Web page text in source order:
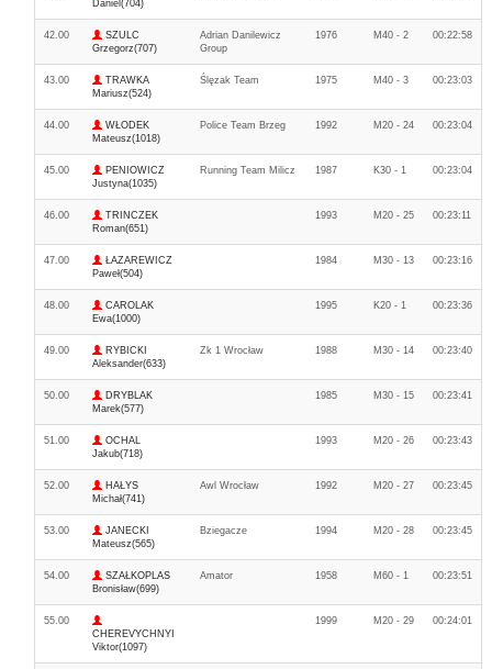
Daniel(704)
42.00
SZULC
Grzegorz(707)
Adrian Danilewicz
Group
1976 M40 - 2 00:22:58
43.00
TRAWKA
Mariusz(524)
Ślęzak Team 1975 M40 - 3 00:23:03
44.00
WŁODEK
Mateusz(1018)
Police Team Brzeg 1992 M20 - 24 00:23:04
45.00
PENIOWICZ
Justyna(1035)
Running Team Milicz 1987 K30 - 1 00:23:04
46.00
TRINCZEK
Roman(651)
1993 M20 - 25 00:23:11
47.00
ŁAZAREWICZ
Paweł(504)
1984 M30 - 13 00:23:16
48.00
CAROLAK
Ewa(1000)
1995 K20 - 1 00:23:36
49.00
RYBICKI
Aleksander(633)
Zk 1 Wrocław 1988 M30 - 14 00:23:40
50.00
DRYBLAK
Marek(577)
1985 M30 - 15 00:23:41
51.00
OCHAL
Jakub(718)
1993 M20 - 26 00:23:43
52.00
HAŁYS
Michał(741)
Awl Wrocław 1992 M20 - 27 00:23:45
53.00
JANECKI
Mateusz(565)
Bziegacze 1994 M20 - 28 00:23:45
54.00
SZAŁKOPLAS
Bronisław(699)
Amator 1958 M60 - 1 00:23:51
55.00
CHEREVYCHNYI
Viktor(1097)
1999 M20 - 29 00:24:01